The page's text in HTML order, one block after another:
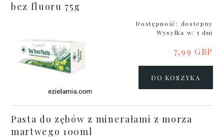
bez fluoru 75g
Dostępność: dostepny
Wysyłka w: 5 dni
7,99 GBP
DO KOSZYKA
Pasta do zębów z minerałami z morza
martwego 100ml